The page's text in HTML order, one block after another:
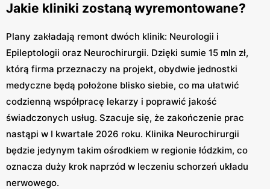
Jakie kliniki zostaną wyremontowane?
Plany zakładają remont dwóch klinik: Neurologii i
Epileptologii oraz Neurochirurgii. Dzięki sumie 15 mln zł,
którą firma przeznaczy na projekt, obydwie jednostki
medyczne będą położone blisko siebie, co ma ułatwić
codzienną współpracę lekarzy i poprawić jakość
świadczonych usług. Szacuje się, że zakończenie prac
nastąpi w I kwartale 2026 roku. Klinika Neurochirurgii
będzie jedynym takim ośrodkiem w regionie łódzkim, co
oznacza duży krok naprzód w leczeniu schorzeń układu
nerwowego.